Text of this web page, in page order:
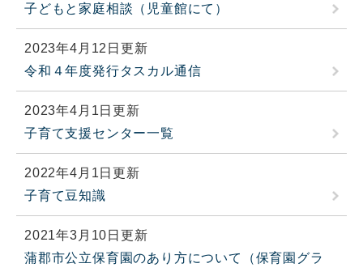
子どもと家庭相談（児童館にて）
2023年4月12日更新
令和４年度発行タスカル通信
2023年4月1日更新
子育て支援センター一覧
2022年4月1日更新
子育て豆知識
2021年3月10日更新
蒲郡市公立保育園のあり方について（保育園グラ